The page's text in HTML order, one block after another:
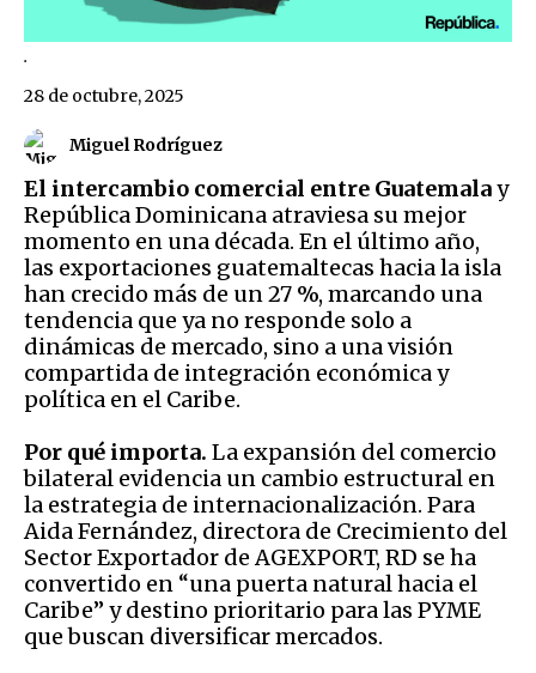
.
Miguel Rodríguez
28 de octubre, 2025
El intercambio comercial entre Guatemalay
República Dominicana atraviesa su mejor
momento en una década. En el último año,
las exportaciones guatemaltecas hacia la isla
han crecido más de un 27 %, marcando una
tendencia que ya no responde solo a
dinámicas de mercado, sino a una visión
compartida de integración económica y
política en el Caribe.
Por qué importa. La expansión del comercio
bilateral evidencia un cambio estructural en
la estrategia de internacionalización. Para
Aida Fernández, directora de Crecimiento del
Sector Exportador de AGEXPORT, RD se ha
convertido en “una puerta natural hacia el
Caribe” y destino prioritario para las PYME
que buscan diversificar mercados.